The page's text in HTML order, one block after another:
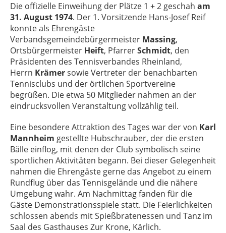
Die offizielle Einweihung der Plätze 1 + 2 geschah am
31. August 1974. Der 1. Vorsitzende Hans-Josef Reif
konnte als Ehrengäste
Verbandsgemeindebürgermeister Massing,
Ortsbürgermeister Heift, PfarrerSchmidt, den
Präsidenten des Tennisverbandes Rheinland,
Herrn Krämersowie Vertreter der benachbarten
Tennisclubs und der örtlichen Sportvereine
begrüßen. Die etwa 50 Mitglieder nahmen an der
eindrucksvollen Veranstaltung vollzählig teil.
Eine besondere Attraktion des Tages war der von Karl
Mannheim gestellte Hubschrauber, der die ersten
Bälle einflog, mit denen der Club symbolisch seine
sportlichen Aktivitäten begann. Bei dieser Gelegenheit
nahmen die Ehrengäste gerne das Angebot zu einem
Rundflug über das Tennisgelände und die nähere
Umgebung wahr. Am Nachmittag fanden für die
Gäste Demonstrationsspiele statt. Die Feierlichkeiten
schlossen abends mit Spießbratenessen und Tanz im
Saal des Gasthauses Zur Krone, Kärlich.